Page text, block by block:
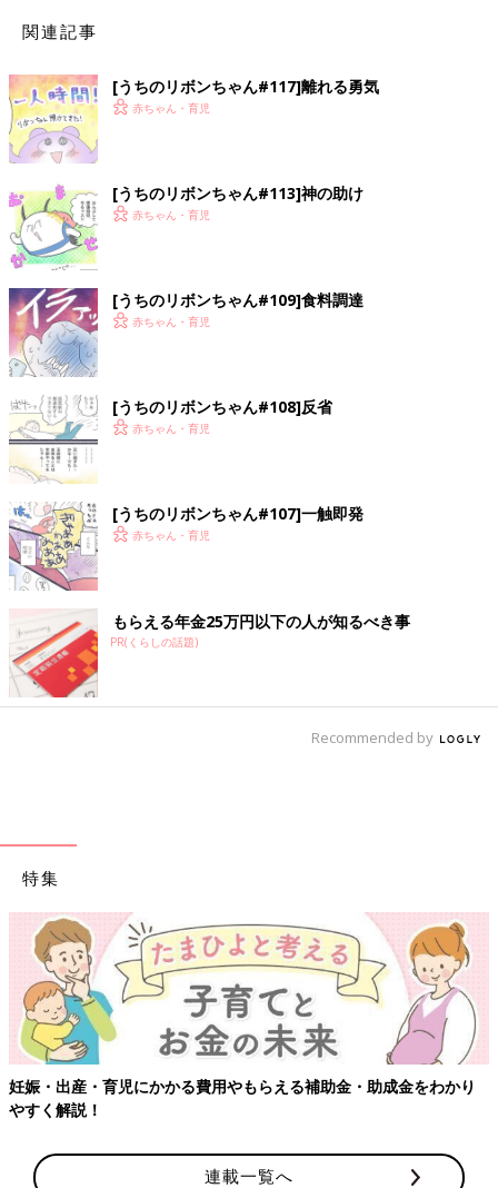
関連記事
[うちのリボンちゃん#117]離れる勇気
赤ちゃん・育児
[うちのリボンちゃん#113]神の助け
赤ちゃん・育児
[うちのリボンちゃん#109]食料調達
赤ちゃん・育児
[うちのリボンちゃん#108]反省
赤ちゃん・育児
[うちのリボンちゃん#107]一触即発
赤ちゃん・育児
もらえる年金25万円以下の人が知るべき事
PR(くらしの話題)
Recommended by
特集
妊娠・出産・育児にかかる費用やもらえる補助金・助成金をわかり
やすく解説！
連載一覧へ